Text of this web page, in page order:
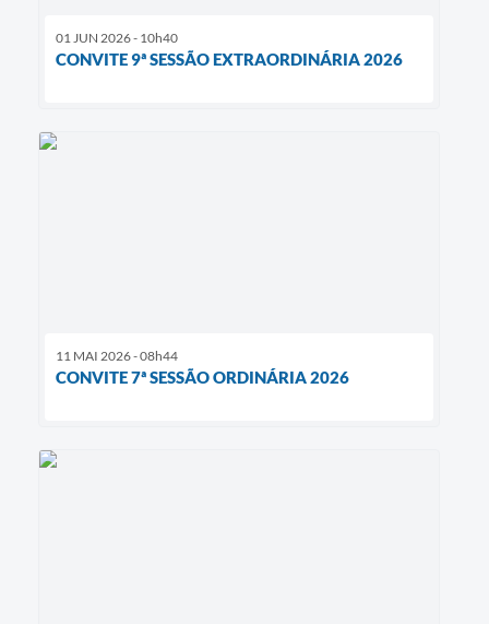
01 JUN 2026 - 10h40
CONVITE 9ª SESSÃO EXTRAORDINÁRIA 2026
11 MAI 2026 - 08h44
CONVITE 7ª SESSÃO ORDINÁRIA 2026